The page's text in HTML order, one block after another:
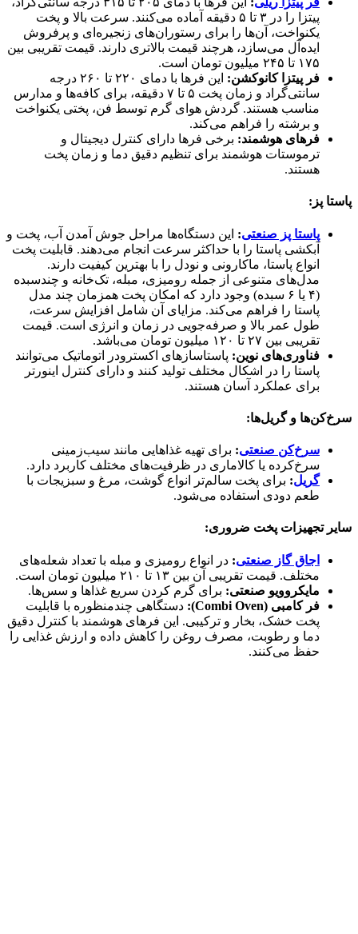
پیتزا را در ۳ تا ۵ دقیقه آماده می‌کنند. سرعت بالا و پخت
یکنواخت، آن‌ها را برای رستوران‌های زنجیره‌ای و پرفروش
ایده‌آل می‌سازد، هرچند قیمت بالاتری دارند. قیمت تقریبی بین
۱۷۵ تا ۲۴۵ میلیون تومان است.
فر پیتزا کانوکشن:
این فرها با دمای ۲۲۰ تا ۲۶۰ درجه
سانتی‌گراد و زمان پخت ۵ تا ۷ دقیقه، برای کافه‌ها و مدارس
مناسب هستند. گردش هوای گرم توسط فن، پختی یکنواخت
و برشته را فراهم می‌کند.
فرهای هوشمند: برخی فرها دارای کنترل دیجیتال و
ترموستات هوشمند برای تنظیم دقیق دما و زمان پخت
هستند.
پاستا پز:
پاستا پز صنعتی: این دستگاه‌ها مراحل جوش آمدن آب، پخت و
آبکشی پاستا را با حداکثر سرعت انجام می‌دهند. قابلیت پخت
انواع پاستا، ماکارونی و نودل را با بهترین کیفیت دارند.
مدل‌های متنوعی از جمله رومیزی، مبله، تک‌خانه و چندسبده
(۴ یا ۶ سبده) وجود دارد که امکان پخت همزمان چند مدل
پاستا را فراهم می‌کند. مزایای آن شامل افزایش سرعت،
طول عمر بالا و صرفه‌جویی در زمان و انرژی است. قیمت
تقریبی بین ۲۷ تا ۱۲۰ میلیون تومان می‌باشد.
فناوری‌های نوین: پاستاسازهای اکسترودر اتوماتیک می‌توانند
پاستا را در اشکال مختلف تولید کنند و دارای کنترل اینورتر
برای عملکرد آسان هستند.
سرخ‌کن‌ها و گریل‌ها:
سرخ‌کن صنعتی: برای تهیه غذاهایی مانند سیب‌زمینی
سرخ‌کرده یا کالاماری در ظرفیت‌های مختلف کاربرد دارد.
گریل: برای پخت سالم‌تر انواع گوشت، مرغ و سبزیجات با
طعم دودی استفاده می‌شود.
سایر تجهیزات پخت ضروری:
اجاق گاز صنعتی: در انواع رومیزی و مبله با تعداد شعله‌های
مختلف. قیمت تقریبی آن بین ۱۳ تا ۲۱۰ میلیون تومان است.
مایکروویو صنعتی: برای گرم کردن سریع غذاها و سس‌ها.
فر کامبی (Combi Oven):
دستگاهی چندمنظوره با قابلیت
پخت خشک، بخار و ترکیبی. این فرهای هوشمند با کنترل دقیق
دما و رطوبت، مصرف روغن را کاهش داده و ارزش غذایی را
حفظ می‌کنند.